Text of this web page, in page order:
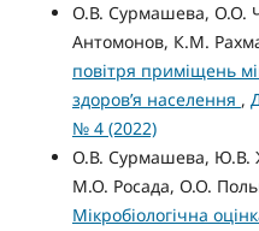
О.В. Сурмашева, О.О.
Антомонов, К.М.
повітря приміщень
здоров’я населення ,
№ 4 (2022)
О.В. Сурмашева, Ю.В.
М.О. Росада, О.О.
Мікробіологічна